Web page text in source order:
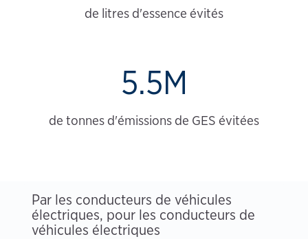
de litres d'essence évités
5.5M
de tonnes d'émissions de GES évitées
Par les conducteurs de véhicules
électriques, pour les conducteurs de
véhicules électriques